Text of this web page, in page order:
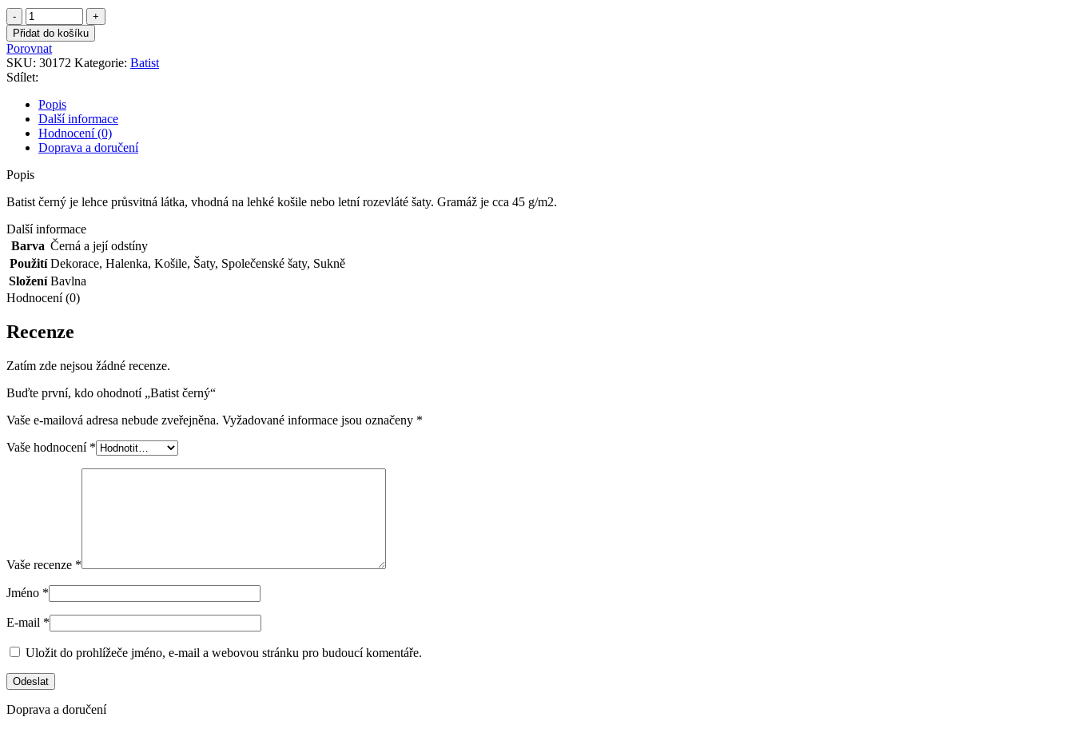
Batist
černý
množství
Přidat do košíku
Porovnat
SKU: 30172 Kategorie: Batist
Sdílet:
Popis
Další informace
Hodnocení (0)
Doprava a doručení
Popis
Batist černý je lehce průsvitná látka, vhodná na lehké košile nebo letní rozevláté šaty. Gramáž je cca 45 g/m2.
Další informace
Barva Černá a její odstíny
Použití Dekorace, Halenka, Košile, Šaty, Společenské šaty, Sukně
Složení Bavlna
Hodnocení (0)
Recenze
Zatím zde nejsou žádné recenze.
Buďte první, kdo ohodnotí „Batist černý“
Vaše e-mailová adresa nebude zveřejněna. Vyžadované informace jsou označeny *
Vaše hodnocení *
Vaše recenze *
Jméno *
E-mail *
Uložit do prohlížeče jméno, e-mail a webovou stránku pro budoucí komentáře.
Doprava a doručení